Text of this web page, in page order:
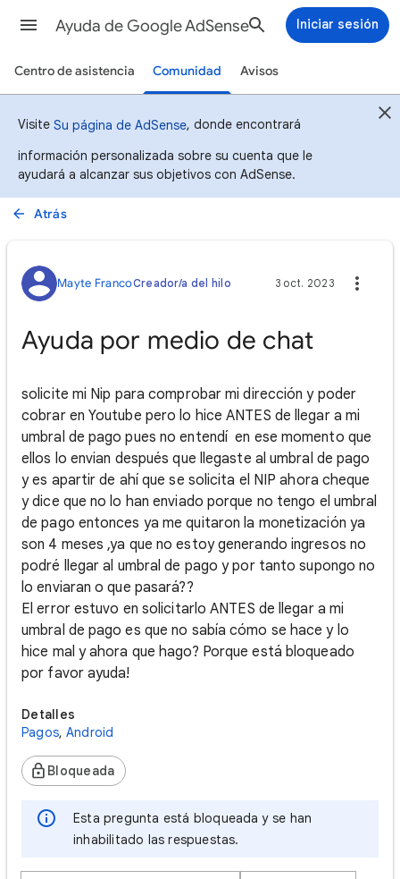
Ayuda de Google AdSense Iniciar sesión
Centro de asistencia Comunidad Avisos
Visite Su página de AdSense, donde encontrará
información personalizada sobre su cuenta que le
ayudará a alcanzar sus objetivos con AdSense.
Atrás
Mayte FrancoCreador/a del hilo 3 oct. 2023
Ayuda por medio de chat
solicite mi Nip para comprobar mi dirección y poder
cobrar en Youtube pero lo hice ANTES de llegar a mi
umbral de pago pues no entendí en ese momento que
ellos lo envian después que llegaste al umbral de pago
y es apartir de ahí que se solicita el NIP ahora cheque
y dice que no lo han enviado porque no tengo el umbral
de pago entonces ya me quitaron la monetización ya
son 4 meses ,ya que no estoy generando ingresos no
podré llegar al umbral de pago y por tanto supongo no
lo enviaran o que pasará??
El error estuvo en solicitarlo ANTES de llegar a mi
umbral de pago es que no sabía cómo se hace y lo
hice mal y ahora que hago? Porque está bloqueado
por favor ayuda!
Detalles
Pagos, Android
Bloqueada
Esta pregunta está bloqueada y se han
inhabilitado las respuestas.